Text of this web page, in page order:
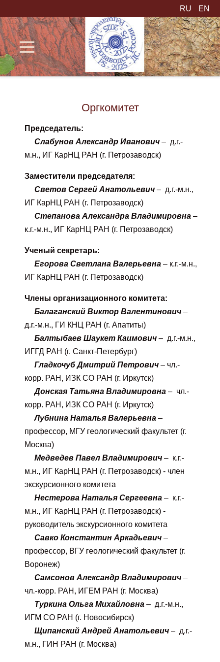
RU EN
Оргкомитет
Председатель:
Слабунов Александр Иванович – д.г.-
м.н., ИГ КарНЦ РАН (г. Петрозаводск)
Заместители председателя:
Светов Сергей Анатольевич – д.г.-м.н.,
ИГ КарНЦ РАН (г. Петрозаводск)
Степанова Александра Владимировна –
к.г.-м.н., ИГ КарНЦ РАН (г. Петрозаводск)
Ученый секретарь:
Егорова Светлана Валерьевна – к.г.-м.н.,
ИГ КарНЦ РАН (г. Петрозаводск)
Члены организационного комитета:
Балаганский Виктор Валентинович –
д.г.-м.н., ГИ КНЦ РАН (г. Апатиты)
Балтыбаев Шаукет Каимович – д.г.-м.н.,
ИГГД РАН (г. Санкт-Петербург)
Гладкочуб Дмитрий Петрович – чл.-
корр. РАН, ИЗК СО РАН (г. Иркутск)
Донская Татьяна Владимировна – чл.-
корр. РАН, ИЗК СО РАН (г. Иркутск)
Лубнина Наталья Валерьевна –
профессор, МГУ геологический факультет (г.
Москва)
Медведев Павел Владимирович – к.г.-
м.н., ИГ КарНЦ РАН (г. Петрозаводск) - член
экскурсионного комитета
Нестерова Наталья Сергеевна – к.г.-
м.н., ИГ КарНЦ РАН (г. Петрозаводск) -
руководитель экскурсионного комитета
Савко Константин Аркадьевич –
профессор, ВГУ геологический факультет (г.
Воронеж)
Самсонов Александр Владимирович –
чл.-корр. РАН, ИГЕМ РАН (г. Москва)
Туркина Ольга Михайловна – д.г.-м.н.,
ИГМ СО РАН (г. Новосибирск)
Щипанский Андрей Анатольевич – д.г.-
м.н., ГИН РАН (г. Москва)